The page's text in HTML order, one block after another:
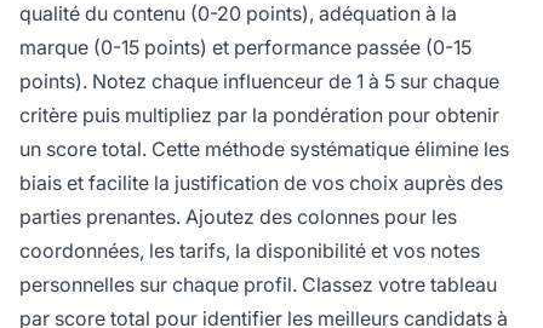
qualité du contenu (0-20 points), adéquation à la
marque (0-15 points) et performance passée (0-15
points). Notez chaque influenceur de 1 à 5 sur chaque
critère puis multipliez par la pondération pour obtenir
un score total. Cette méthode systématique élimine les
biais et facilite la justification de vos choix auprès des
parties prenantes. Ajoutez des colonnes pour les
coordonnées, les tarifs, la disponibilité et vos notes
personnelles sur chaque profil. Classez votre tableau
par score total pour identifier les meilleurs candidats à